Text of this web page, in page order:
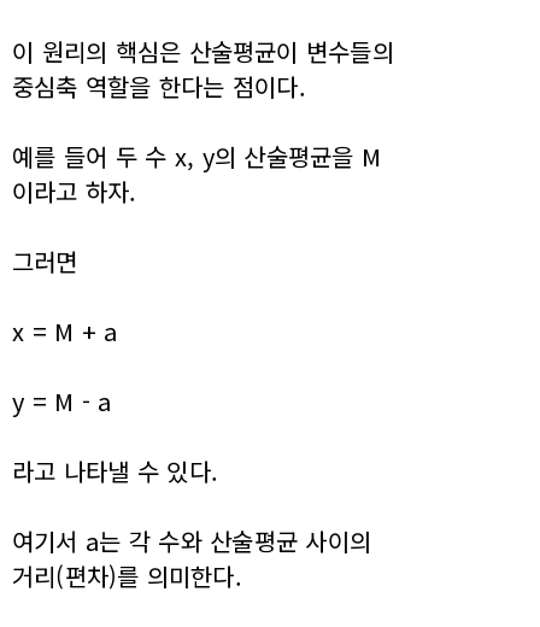
이 원리의 핵심은 산술평균이 변수들의
중심축 역할을 한다는 점이다.
예를 들어 두 수 x, y의 산술평균을 M
이라고 하자.
그러면
x = M + a
y = M - a
라고 나타낼 수 있다.
여기서 a는 각 수와 산술평균 사이의
거리(편차)를 의미한다.